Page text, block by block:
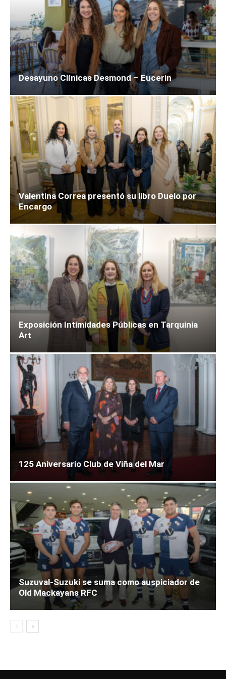
Desayuno Clínicas Desmond – Eucerin
Valentina Correa presentó su libro Duelo por
Encargo
Exposición Intimidades Públicas en Tarquinia
Art
125 Aniversario Club de Viña del Mar
Suzuval-Suzuki se suma como auspiciador de
Old Mackayans RFC